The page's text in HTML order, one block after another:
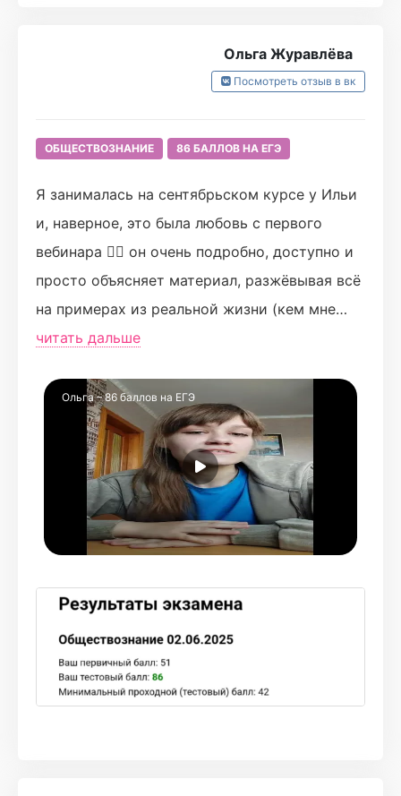
моем городе, и все благодаря Илье. 😘Я ни
капельки не пожалела о том,что в начале 11
дал мне не только знания,но и много
уверенности в своих силах. Большое
спасибо за все!❤️
Ольга Журавлёва
Посмотреть отзыв в вк
ОБЩЕСТВОЗНАНИЕ 86 БАЛЛОВ НА ЕГЭ
Я занималась на сентябрьском курсе у Ильи
и, наверное, это была любовь с первого
вебинара ❤️‍🔥 он очень подробно, доступно и
просто объясняет материал, разжёвывая всё
на примерах из реальной жизни (кем мне
только не довелось побывать на вебах,
Илья постоянно держит своих учеников в
тонусе и может показаться, что он слишком
жёстко оценивает ответы и домашки, но,
благодаря такой проверке, начинаешь чётче
и лучше формулировать свои мысли, что
сильно помогает выполнять задания на
каждым годом становится сложнее, но я шла
пройти всё необходимое 🫶
Не могу также не сказать об очень удобном
личном кабинете, отслеживании прогресса,
читать дальше
Ольга – 86 баллов на ЕГЭ